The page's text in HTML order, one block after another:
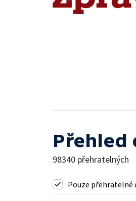
Přehled
98340 přehratelných
Pouze přehratelné